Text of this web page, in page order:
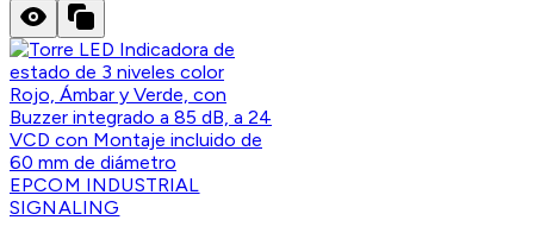
EPCOM INDUSTRIAL
SIGNALING